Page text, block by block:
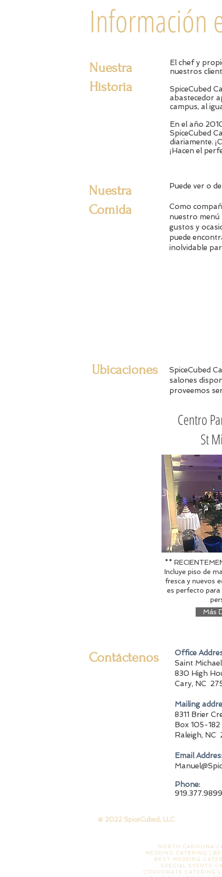
Información
Nuestra
Historia
El chef y
nuestros
SpiceCubed
abastecedor
campus, al
En el año
SpiceCubed
diariamente.
¡Hacen el
Nuestra
Comida
Puede ver o
Como
nuestro menú
gustos y
puede
inolvidable
Ubicaciones
SpiceCubed
salones
proveemos
Centro
St
**
Incluye piso de
fresca y nuevos
es perfecto para
Más
Contáctenos
Office
Saint
830 High
Cary, NC
Mailing
8311 Brier
Box 105-182
Raleigh, NC
Email
​Phone:
919.377.9899
© 2022 SpiceCubed, LLC.
NORTH CAROLINA
WEDDING CATERING |
BEST WEDDING
SPECIAL EVENTS
CORPORATE CATERING